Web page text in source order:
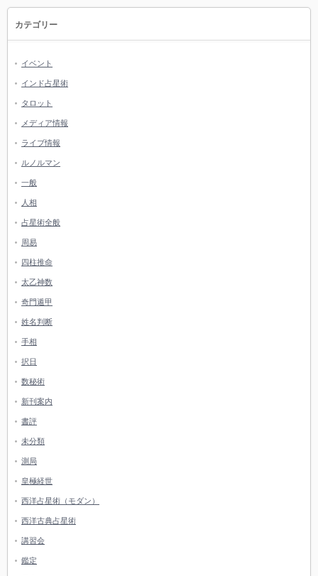
カテゴリー
イベント
インド占星術
タロット
メディア情報
ライブ情報
ルノルマン
一般
人相
占星術全般
周易
四柱推命
太乙神数
奇門遁甲
姓名判断
手相
択日
数秘術
新刊案内
書評
未分類
測局
皇極経世
西洋占星術（モダン）
西洋古典占星術
講習会
鑑定